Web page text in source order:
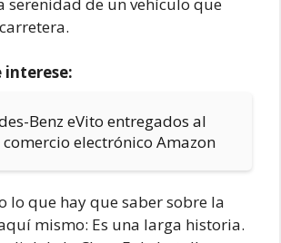
interese:
Benz eVito entregados al
electrónico Amazon
lo que hay que saber sobre la
mismo: Es una larga historia.